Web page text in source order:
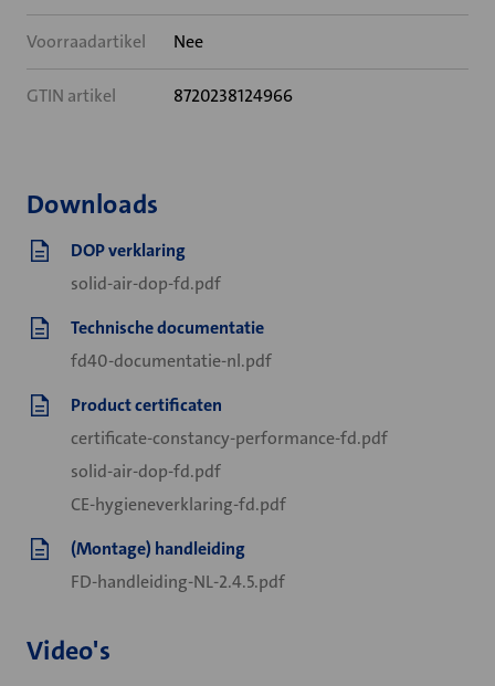
Voorraadartikel Nee
GTIN artikel 8720238124966
Downloads
DOP verklaring
solid-air-dop-fd.pdf
Technische documentatie
fd40-documentatie-nl.pdf
Product certificaten
certificate-constancy-performance-fd.pdf
solid-air-dop-fd.pdf
CE-hygieneverklaring-fd.pdf
(Montage) handleiding
FD-handleiding-NL-2.4.5.pdf
Video's